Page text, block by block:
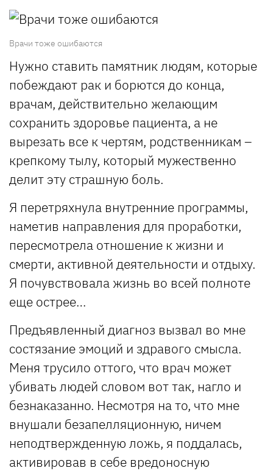
Врачи тоже ошибаются
Нужно ставить памятник людям, которые
побеждают рак и борются до конца,
врачам, действительно желающим
сохранить здоровье пациента, а не
вырезать все к чертям, родственникам –
крепкому тылу, который мужественно
делит эту страшную боль.
Я перетряхнула внутренние программы,
наметив направления для проработки,
пересмотрела отношение к жизни и
смерти, активной деятельности и отдыху.
Я почувствовала жизнь во всей полноте
еще острее…
Предъявленный диагноз вызвал во мне
состязание эмоций и здравого смысла.
Меня трусило оттого, что врач может
убивать людей словом вот так, нагло и
безнаказанно. Несмотря на то, что мне
внушали безапелляционную, ничем
неподтвержденную ложь, я поддалась,
активировав в себе вредоносную